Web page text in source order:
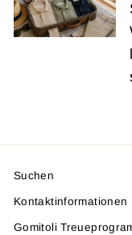
Suchen
Kontaktinformationen
Gomitoli